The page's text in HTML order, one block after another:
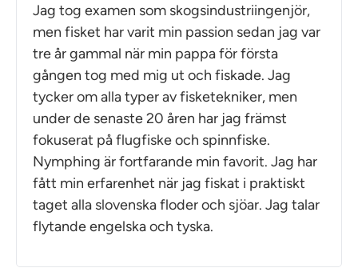
Jag tog examen som skogsindustriingenjör,
men fisket har varit min passion sedan jag var
tre år gammal när min pappa för första
gången tog med mig ut och fiskade. Jag
tycker om alla typer av fisketekniker, men
under de senaste 20 åren har jag främst
fokuserat på flugfiske och spinnfiske.
Nymphing är fortfarande min favorit. Jag har
fått min erfarenhet när jag fiskat i praktiskt
taget alla slovenska floder och sjöar. Jag talar
flytande engelska och tyska.